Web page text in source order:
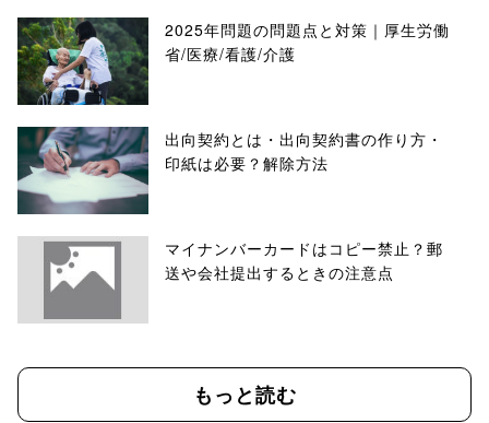
2025年問題の問題点と対策｜厚生労働
省/医療/看護/介護
出向契約とは・出向契約書の作り方・
印紙は必要？解除方法
マイナンバーカードはコピー禁止？郵
送や会社提出するときの注意点
もっと読む